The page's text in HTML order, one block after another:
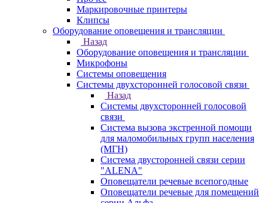
Маркировочные принтеры
Клипсы
Оборудование оповещения и трансляции
Назад
Оборудование оповещения и трансляции
Микрофоны
Системы оповещения
Системы двухсторонней голосовой связи
Назад
Системы двухсторонней голосовой
связи
Система вызова экстренной помощи
для маломобильных групп населения
(МГН)
Система двусторонней связи серии
"ALENA"
Оповещатели речевые всепогодные
Оповещатели речевые для помещений